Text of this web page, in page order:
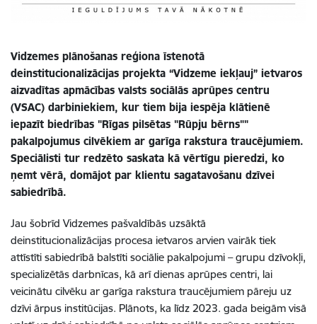
Vidzemes plānošanas reģiona īstenotā
deinstitucionalizācijas projekta “Vidzeme iekļauj” ietvaros
aizvadītas apmācības valsts sociālās aprūpes centru
(VSAC) darbiniekiem, kur tiem bija iespēja klātienē
iepazīt biedrības "Rīgas pilsētas "Rūpju bērns""
pakalpojumus cilvēkiem ar garīga rakstura traucējumiem.
Speciālisti tur redzēto saskata kā vērtīgu pieredzi, ko
ņemt vērā, domājot par klientu sagatavošanu dzīvei
sabiedrībā.
Jau šobrīd Vidzemes pašvaldībās uzsāktā
deinstitucionalizācijas procesa ietvaros arvien vairāk tiek
attīstīti sabiedrībā balstīti sociālie pakalpojumi – grupu dzīvokļi,
specializētās darbnīcas, kā arī dienas aprūpes centri, lai
veicinātu cilvēku ar garīga rakstura traucējumiem pāreju uz
dzīvi ārpus institūcijas. Plānots, ka līdz 2023. gada beigām visā